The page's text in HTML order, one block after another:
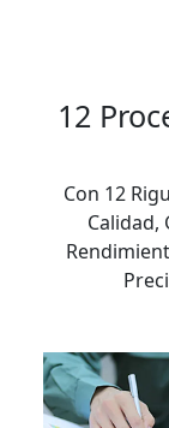
12
Con 12
Calidad,